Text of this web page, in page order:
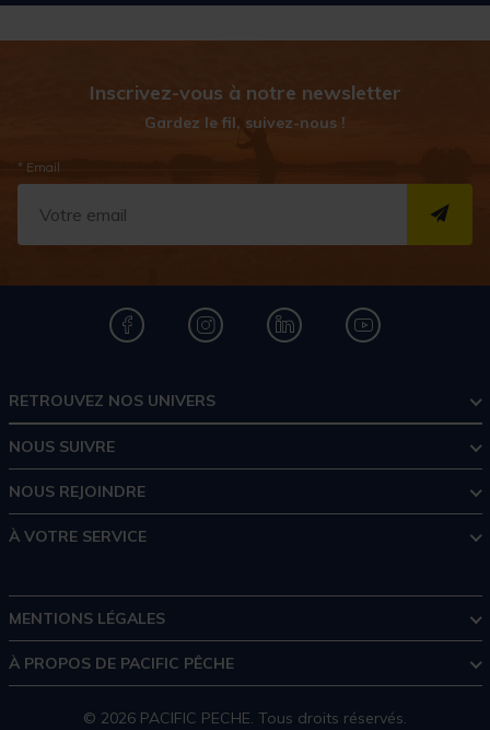
Inscrivez-vous à notre newsletter
Gardez le fil, suivez-nous !
* Email
RETROUVEZ NOS UNIVERS
NOUS SUIVRE
NOUS REJOINDRE
À VOTRE SERVICE
MENTIONS LÉGALES
À PROPOS DE PACIFIC PÊCHE
© 2026 PACIFIC PECHE. Tous droits réservés.